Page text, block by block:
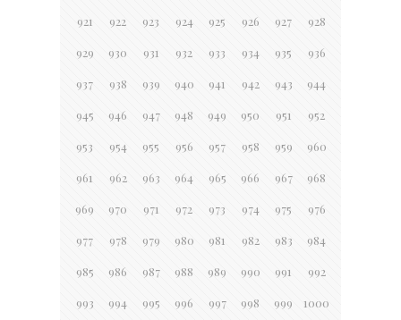
921 922 923 924 925 926 927 928
929 930 931 932 933 934 935 936
937 938 939 940 941 942 943 944
945 946 947 948 949 950 951 952
953 954 955 956 957 958 959 960
961 962 963 964 965 966 967 968
969 970 971 972 973 974 975 976
977 978 979 980 981 982 983 984
985 986 987 988 989 990 991 992
993 994 995 996 997 998 999 1000